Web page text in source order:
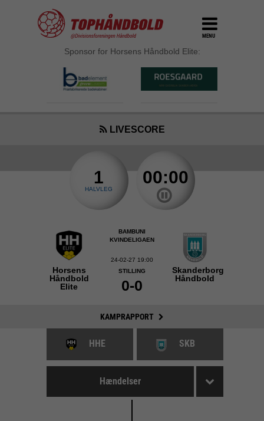
MENU
Sponsor for Horsens Håndbold Elite:
LIVESCORE
1
HALVLEG
00:00
Horsens
Håndbold
Elite
BAMBUNI
KVINDELIGAEN
24-02-27 19:00
STILLING
0-0
Skanderborg
Håndbold
KAMPRAPPORT
HHE SKB
Hændelser